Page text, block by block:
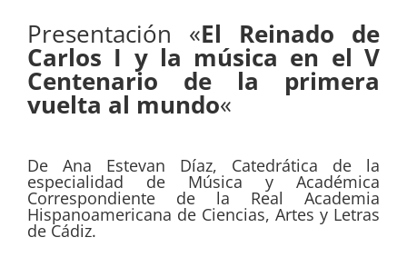
Presentación «El Reinado de
Carlos I y la música en el V
Centenario de la primera
vuelta al mundo«
De Ana Estevan Díaz, Catedrática de la
especialidad de Música y Académica
Correspondiente de la Real Academia
Hispanoamericana de Ciencias, Artes y Letras
de Cádiz.